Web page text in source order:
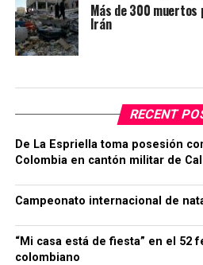
Más de 300
Irán
RECENT
De La Espriella toma posesión
Colombia en cantón militar de
Campeonato internacional de
“Mi casa está de fiesta” en el 52
colombiano